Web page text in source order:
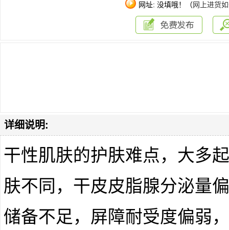
网址: 没填哦！（网上进货
详细说明:
干性肌肤的护肤难点，大多
肤不同，干皮皮脂腺分泌量
储备不足，屏障耐受度偏弱